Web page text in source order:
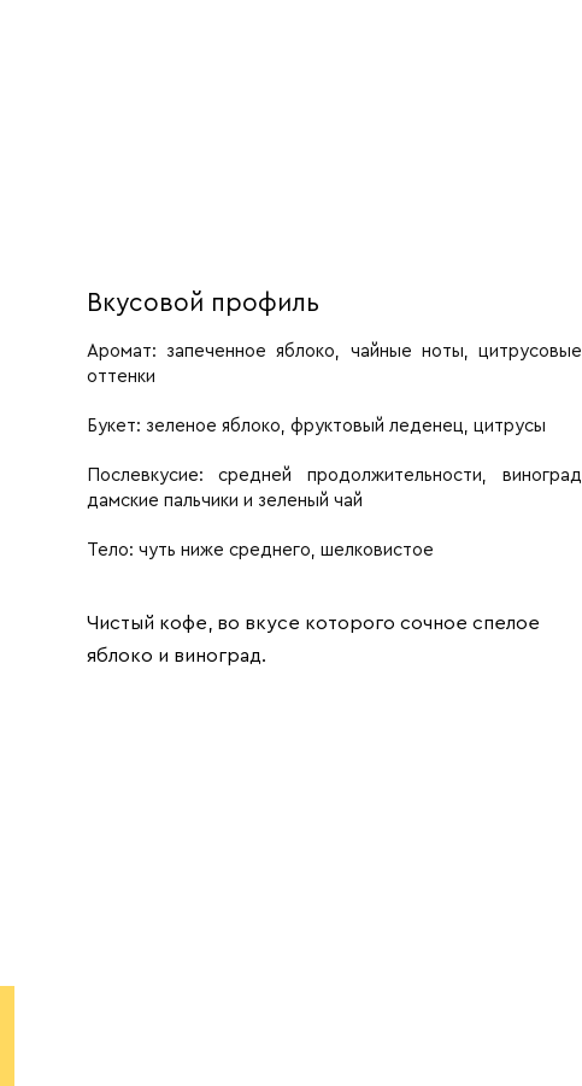
Вкусовой профиль
Аромат: запеченное яблоко, чайные ноты, цитрусовые
оттенки
Букет: зеленое яблоко, фруктовый леденец, цитрусы
Послевкусие:средней продолжительности, виноград
дамские пальчики и зеленый чай
Тело: чуть ниже среднего, шелковистое
Чистый кофе, во вкусе которого сочное спелое
яблоко и виноград.